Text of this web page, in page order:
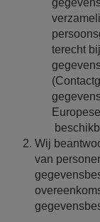
terecht
Wij
van